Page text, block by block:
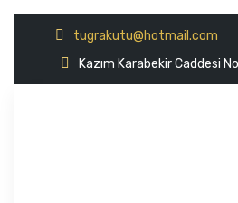
tugrakutu@hotmail.com
Kazım Karabekir Caddesi